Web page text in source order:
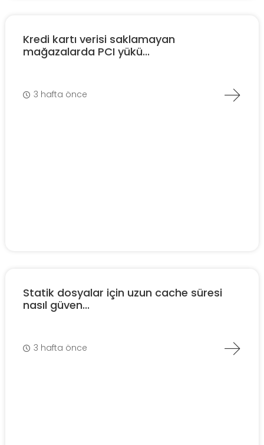
Kredi kartı verisi saklamayan
mağazalarda PCI yükü...
3 hafta önce
Statik dosyalar için uzun cache süresi
nasıl güven...
3 hafta önce